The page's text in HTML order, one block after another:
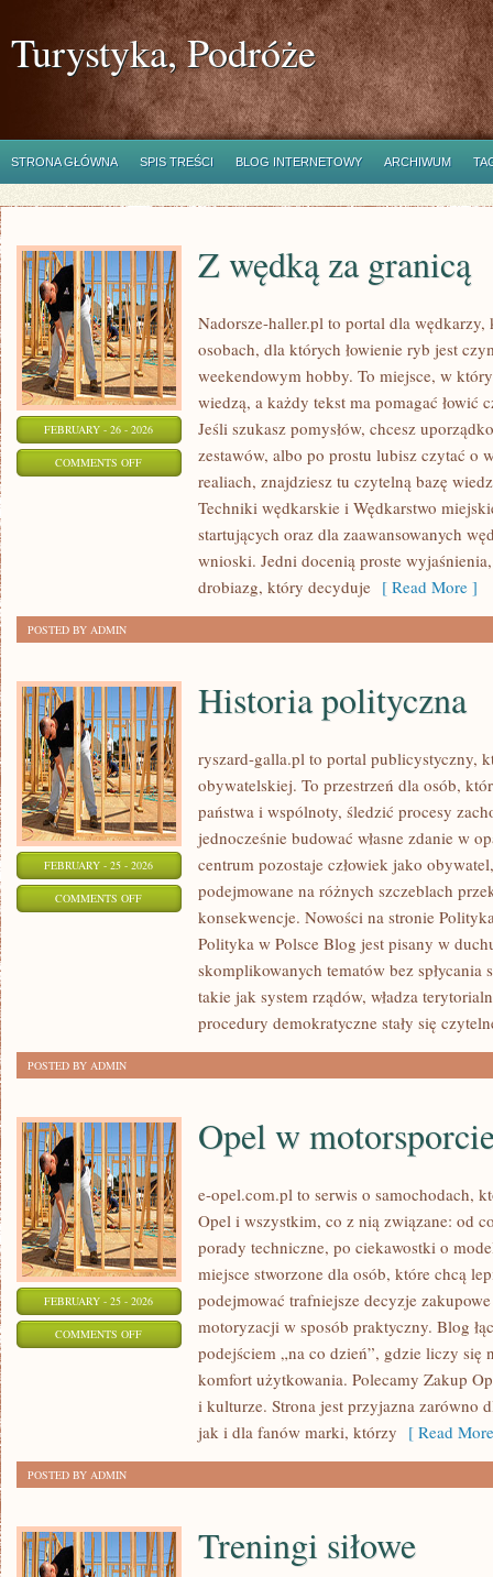
Turystyka, Podróże
STRONA GŁÓWNA SPIS TREŚCI BLOG INTERNETOWY ARCHIWUM
FEBRUARY - 26 - 2026
COMMENTS OFFON
Z wędką za granicą
Nadorsze-haller.pl to portal dla wędkarzy,
osobach, dla których łowienie ryb jest
weekendowym hobby. To miejsce, w
wiedzą, a każdy tekst ma pomagać łowić
Jeśli szukasz pomysłów, chcesz
zestawów, albo po prostu lubisz czytać o
realiach, znajdziesz tu czytelną bazę
Techniki wędkarskie i Wędkarstwo
startujących oraz dla zaawansowanych
wnioski. Jedni docenią proste
drobiazg, który decyduje [ Read More ]
POSTED BY ADMIN
FEBRUARY - 25 - 2026
COMMENTS OFFON
POLITYCZNA
Historia polityczna
ryszard-galla.pl to portal publicystyczny,
obywatelskiej. To przestrzeń dla osób,
państwa i wspólnoty, śledzić procesy
jednocześnie budować własne zdanie w
centrum pozostaje człowiek jako
podejmowane na różnych szczeblach
konsekwencje. Nowości na stronie
Polityka w Polsce Blog jest pisany w
skomplikowanych tematów bez spłycania
takie jak system rządów, władza
procedury demokratyczne stały się
POSTED BY ADMIN
FEBRUARY - 25 - 2026
COMMENTS OFFON
MOTORSPORCIE
Opel w
e-opel.com.pl to serwis o samochodach,
Opel i wszystkim, co z nią związane: od
porady techniczne, po ciekawostki o
miejsce stworzone dla osób, które chcą
podejmować trafniejsze decyzje
motoryzacji w sposób praktyczny. Blog
podejściem „na co dzień”, gdzie liczy
komfort użytkowania. Polecamy Zakup
i kulturze. Strona jest przyjazna zarówno
jak i dla fanów marki, którzy [ Read
POSTED BY ADMIN
Treningi siłowe